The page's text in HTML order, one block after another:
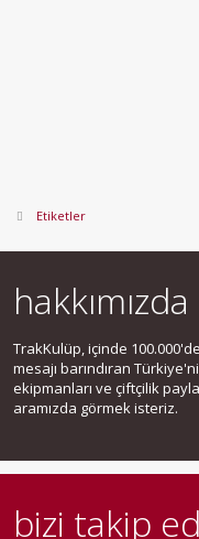
Etiketler
hakkımızda
TrakKulüp, içinde
mesajı barındıran
ekipmanları ve çiftçilik
aramızda görmek isteriz.
bizi takip